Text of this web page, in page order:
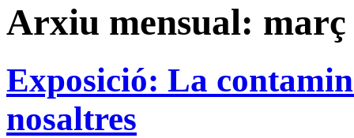
Arxiu mensual: març
Exposició: La
nosaltres